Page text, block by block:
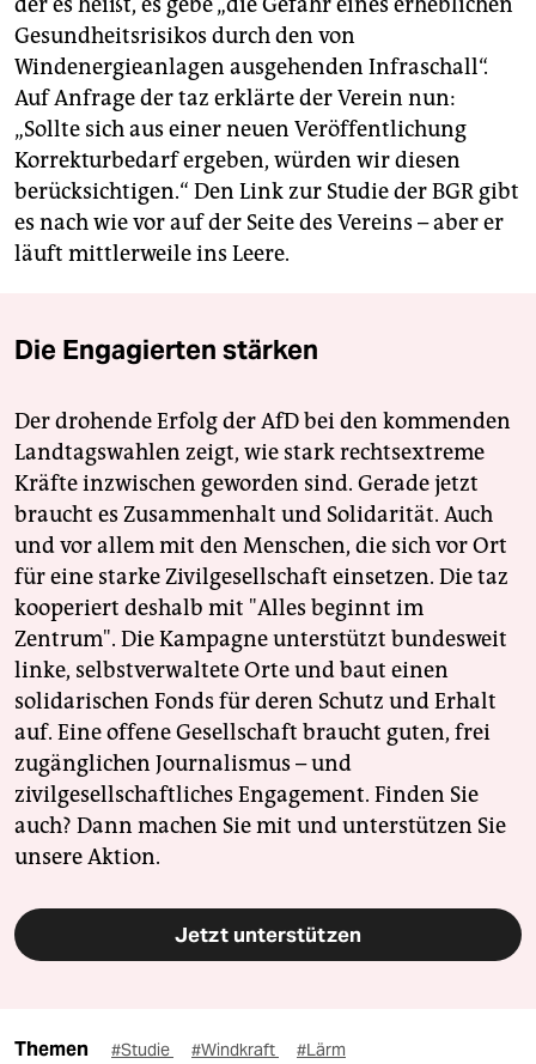
Gesundheitsrisikos durch den von
Windenergieanlagen ausgehenden Infraschall“.
Auf Anfrage der taz erklärte der Verein nun:
„Sollte sich aus einer neuen Veröffentlichung
Korrekturbedarf ergeben, würden wir diesen
berücksichtigen.“ Den Link zur Studie der BGR gibt
es nach wie vor auf der Seite des Vereins – aber er
läuft mittlerweile ins Leere.
Die Engagierten stärken
Der drohende Erfolg der AfD bei den kommenden
Landtagswahlen zeigt, wie stark rechtsextreme
Kräfte inzwischen geworden sind. Gerade jetzt
braucht es Zusammenhalt und Solidarität. Auch
und vor allem mit den Menschen, die sich vor Ort
für eine starke Zivilgesellschaft einsetzen. Die taz
kooperiert deshalb mit "Alles beginnt im
Zentrum". Die Kampagne unterstützt bundesweit
linke, selbstverwaltete Orte und baut einen
solidarischen Fonds für deren Schutz und Erhalt
auf. Eine offene Gesellschaft braucht guten, frei
zugänglichen Journalismus – und
zivilgesellschaftliches Engagement. Finden Sie
auch? Dann machen Sie mit und unterstützen Sie
unsere Aktion.
Jetzt unterstützen
Themen #Studie #Windkraft #Lärm